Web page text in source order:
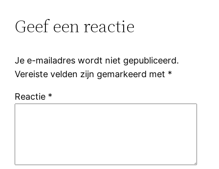
Geef een reactie
Je e-mailadres wordt niet gepubliceerd.
Vereiste velden zijn gemarkeerd met *
Reactie *